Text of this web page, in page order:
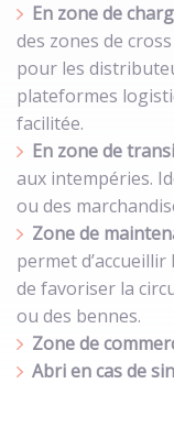
En zone de
des zones de
pour les
plateformes
facilitée.
En zone de
aux intempéries.
ou des
Zone de
permet
de favoriser la
ou des bennes.
Zone de
Abri en cas de